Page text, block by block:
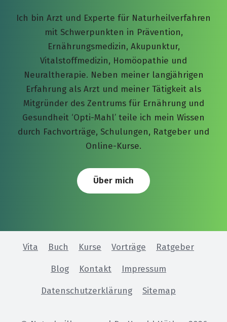
Ich bin Arzt und Experte für Naturheilverfahren
mit Schwerpunkten in Prävention,
Ernährungsmedizin, Akupunktur,
Vitalstoffmedizin, Homöopathie und
Neuraltherapie. Neben meiner langjährigen
Erfahrung als Arzt und meiner Tätigkeit als
Mitgründer des Zentrums für Ernährung und
Gesundheit ‘Opti-Mahl’ teile ich mein Wissen
durch Fachvorträge, Schulungen, Ratgeber und
Online-Kurse.
Über mich
Vita Buch Kurse Vorträge Ratgeber
Blog Kontakt Impressum
Datenschutzerklärung Sitemap